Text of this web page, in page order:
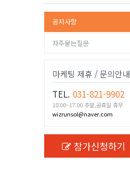
공지사항
자주묻는질문
마케팅 제휴 / 문의안내
TEL. 031-821-9902
10:00~17:00 주말,공휴일 휴무
wizrunsol@naver.com
참가신청하기